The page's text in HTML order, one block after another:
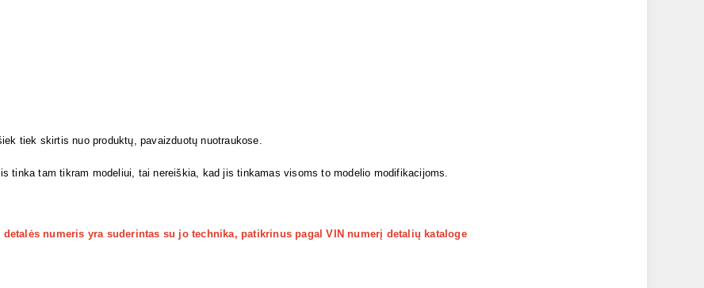
tiek skirtis nuo produktų, pavaizduotų nuotraukose.
tinka tam tikram modeliui, tai nereiškia, kad jis tinkamas visoms to modelio modifikacijoms.
numeris yra suderintas su jo technika, patikrinus pagal VIN numerį detalių kataloge